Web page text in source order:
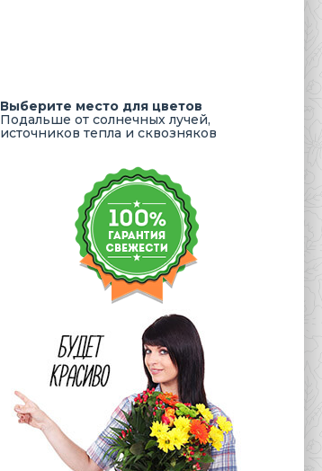
Выберите место для цветов
Подальше от солнечных лучей,
источников тепла и сквозняков